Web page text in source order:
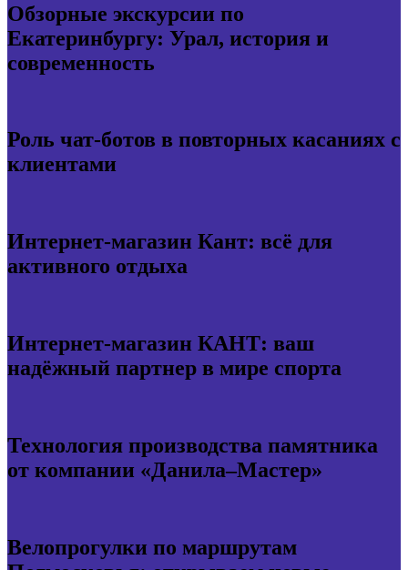
Обзорные экскурсии по
Екатеринбургу: Урал, история и
современность
Роль чат-ботов в повторных касаниях с
клиентами
Интернет-магазин Кант: всё для
активного отдыха
Интернет-магазин КАНТ: ваш
надёжный партнер в мире спорта
Технология производства памятника
от компании «Данила–Мастер»
Велопрогулки по маршрутам